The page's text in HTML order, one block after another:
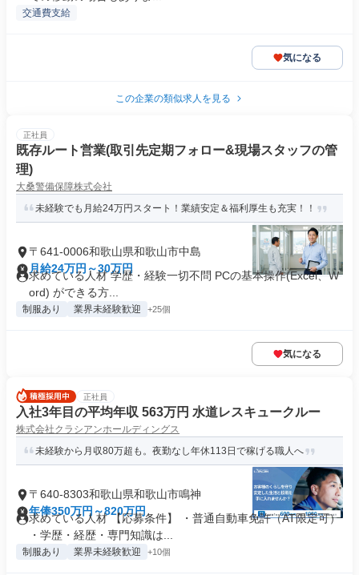
交通費支給
気になる
この企業の類似求人を見る
正社員
既存ルート営業(取引先定期フォロー&現場スタッフの管
理)
大桑警備保障株式会社
未経験でも月給24万円スタート！業績安定＆福利厚生も充実！！
〒641-0006和歌山県和歌山市中島
月給24万円～30万円
求めている人材 学歴・経験一切不問 PCの基本操作(Excel、W
ord) ができる方...
制服あり 業界未経験歓迎 +25個
気になる
正社員
入社3年目の平均年収 563万円 水道レスキュークルー
株式会社クラシアンホールディングス
未経験から月収80万超も。夜勤なし年休113日で稼げる職人へ
〒640-8303和歌山県和歌山市鳴神
年俸350万円～820万円
求めている人材 【応募条件】 ・普通自動車免許（AT限定可）
・学歴・経歴・専門知識は...
制服あり 業界未経験歓迎 +10個